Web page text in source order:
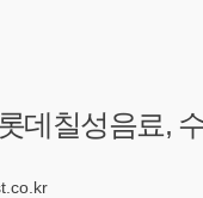
데칠성음료,